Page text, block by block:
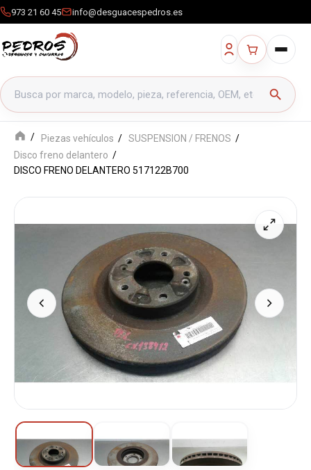
973 21 60 45 info@desguacespedros.es
Buscar productos
search
Piezas vehículos
SUSPENSION / FRENOS
Disco freno delantero
DISCO FRENO DELANTERO 517122B700